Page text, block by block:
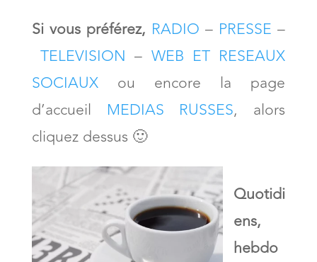
Si vous préférez, RADIO – PRESSE –
TELEVISION – WEB ET RESEAUX
SOCIAUXou encore la page
d’accueil MEDIAS RUSSES, alors
cliquez dessus 🙂
Quotidi
ens,
hebdo